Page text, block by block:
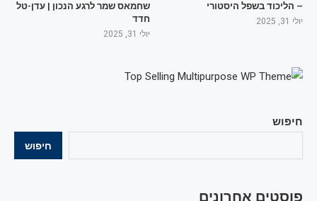
חיפוש
חיפוש
פוסטים אחרונים
– הליכוד בשפל היסטורי
יולי 31, 2025
שחמאס שמר לרגע הנכון | עדן-טל
חדד
יולי 31, 2025